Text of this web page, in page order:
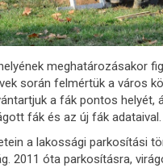
meghatározásakor
során felmértük a város
a fák pontos
fák és az új fák adataival.
a lakossági parkosítási
2011 óta parkosításra,